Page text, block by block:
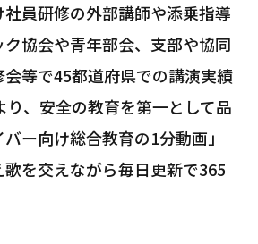
員研修の外部講師や添乗指導
協会や青年部会、支部や協同
等で45都道府県での講演実績
り、安全の教育を第一として品
ー向け総合教育の1分動画」
を交えながら毎日更新で365